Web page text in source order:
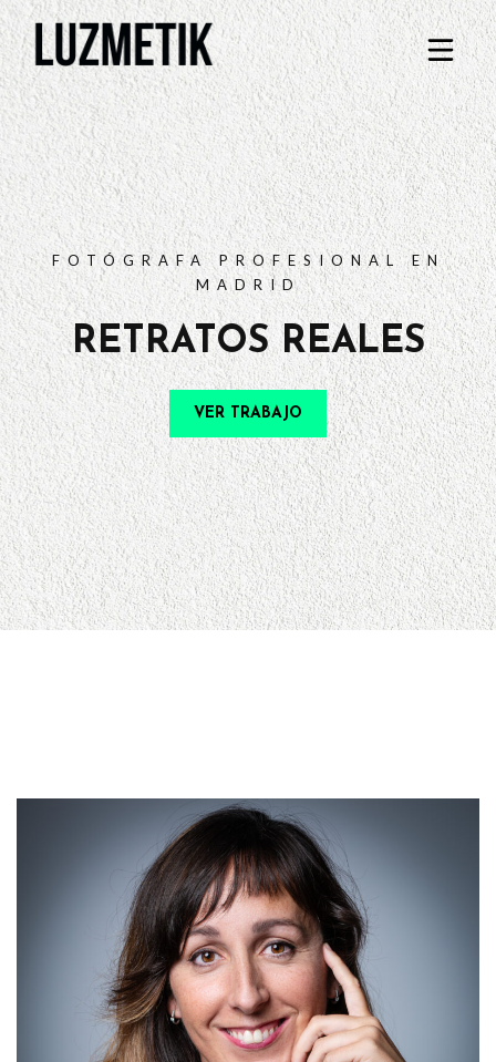
TARIFAS
PREGUNTAS FRECUENTES
CONTACTO
FOTÓGRAFA PROFESIONAL EN
MADRID
RETRATOS REALES
VER TRABAJO